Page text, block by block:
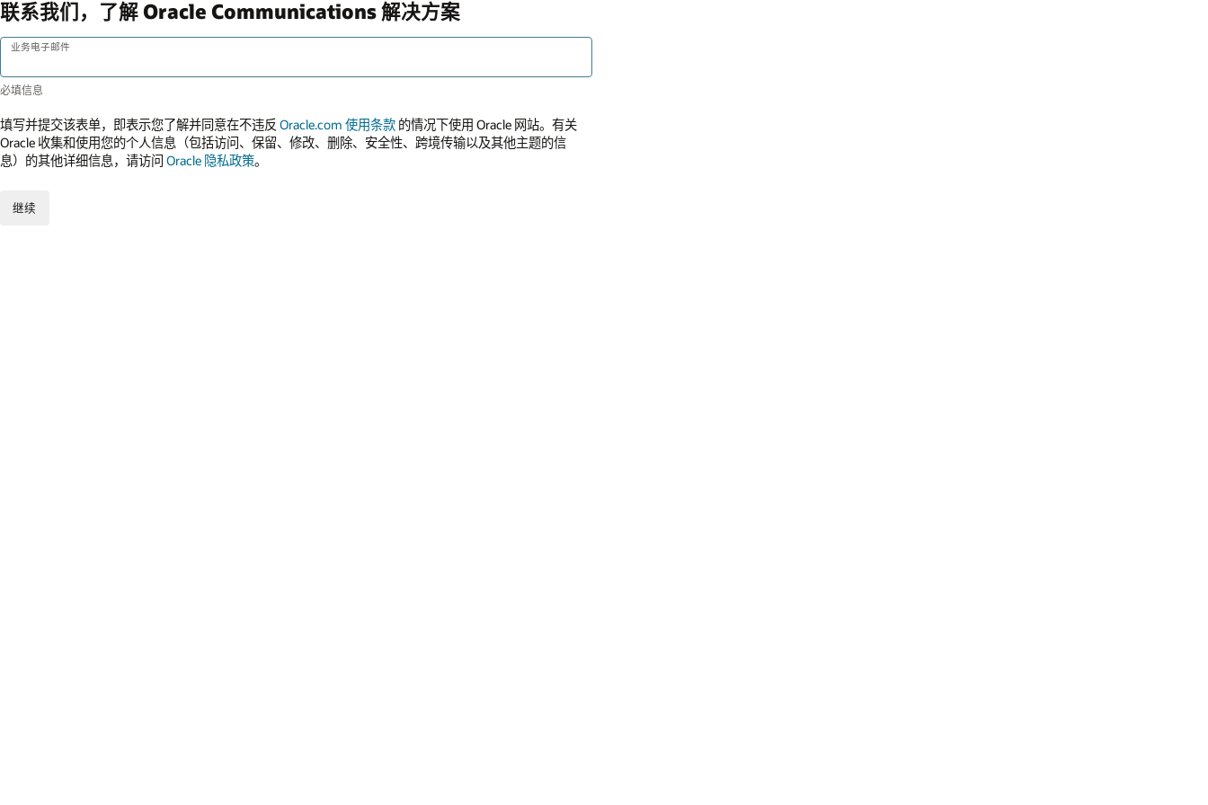
联系我们，了解 Oracle Communications 解决方案
业务电子邮件
填写并提交该表单，即表示您了解并同意在不违反 Oracle.com 使用条款 的情况下使用 Oracle 网站。有关
Oracle 收集和使用您的个人信息（包括访问、保留、修改、删除、安全性、跨境传输以及其他主题的信
息）的其他详细信息，请访问 Oracle 隐私政策。
继续